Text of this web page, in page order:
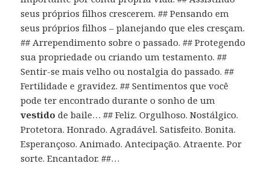
seus próprios filhos crescerem. ## Pensando em
seus próprios filhos – planejando que eles cresçam.
## Arrependimento sobre o passado. ## Protegendo
sua propriedade ou criando um testamento. ##
Sentir-se mais velho ou nostalgia do passado. ##
Fertilidade e gravidez. ## Sentimentos que você
pode ter encontrado durante o sonho de um
vestido de baile… ## Feliz. Orgulhoso. Nostálgico.
Protetora. Honrado. Agradável. Satisfeito. Bonita.
Esperançoso. Animado. Antecipação. Atraente. Por
sorte. Encantador. ##…